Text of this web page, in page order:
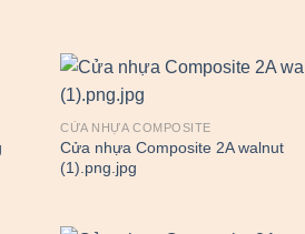
CỬA NHỰA COMPOSITE
Cửa nhựa Composite 2A walnut
(1).png.jpg